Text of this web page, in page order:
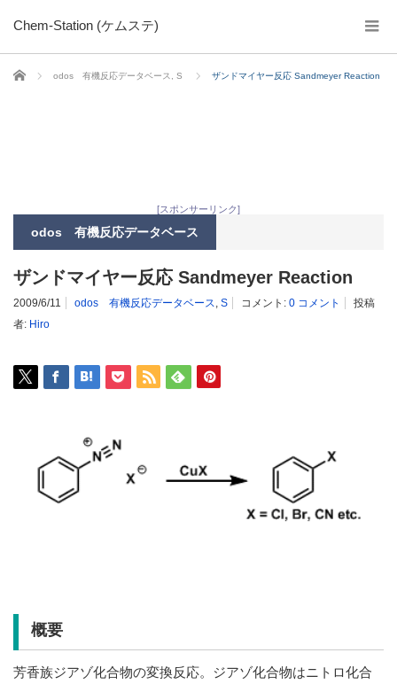
Chem-Station (ケムステ)
ホーム odos 有機反応データベース S ザンドマイヤー反応 Sandmeyer Reaction
[スポンサーリンク]
odos 有機反応データベース
ザンドマイヤー反応 Sandmeyer Reaction
2009/6/11 odos 有機反応データベース, S コメント: 0 コメント
投稿
者: Hiro
概要
芳香族ジアゾ化合物の変換反応。ジアゾ化合物はニトロ化合